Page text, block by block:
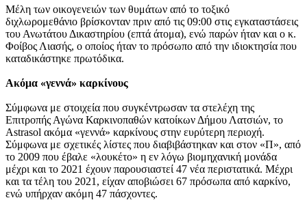
Μέλη των οικογενειών των θυμάτων από το τοξικό
διχλωρομεθάνιο βρίσκονταν πριν από τις 09:00 στις εγκαταστάσεις
του Ανωτάτου Δικαστηρίου (επτά άτομα), ενώ παρών ήταν και ο κ.
Φοίβος Λιασής, ο οποίος ήταν το πρόσωπο από την ιδιοκτησία που
καταδικάστηκε πρωτόδικα.
Ακόμα «γεννά» καρκίνους
Σύμφωνα με στοιχεία που συγκέντρωσαν τα στελέχη της
Επιτροπής Αγώνα Καρκινοπαθών κατοίκων Δήμου Λατσιών, το
Astrasol ακόμα «γεννά» καρκίνους στην ευρύτερη περιοχή.
Σύμφωνα με σχετικές λίστες που διαβιβάστηκαν και στον «Π», από
το 2009 που έβαλε «λουκέτο» η εν λόγω βιομηχανική μονάδα
μέχρι και το 2021 έχουν παρουσιαστεί 47 νέα περιστατικά. Μέχρι
και τα τέλη του 2021, είχαν αποβιώσει 67 πρόσωπα από καρκίνο,
ενώ υπήρχαν ακόμη 47 πάσχοντες.